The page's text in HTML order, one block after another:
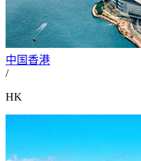
中国香港
/
HK